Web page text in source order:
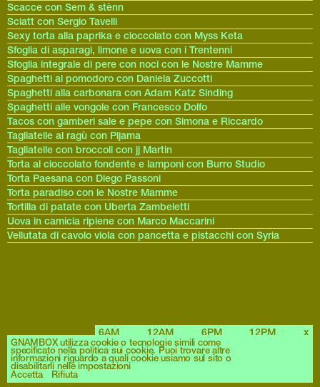
Scacce con Sem & stènn
Sciatt con Sergio Tavelli
Sexy torta alla paprika e cioccolato con Myss Keta
Sfoglia di asparagi, limone e uova con i Trentenni
Sfoglia integrale di pere con noci con le Nostre Mamme
Spaghetti al pomodoro con Daniela Zuccotti
Spaghetti alla carbonara con Adam Katz Sinding
Spaghetti alle vongole con Francesco Dolfo
Tacos con gamberi sale e pepe con Simona e Riccardo
Tagliatelle al ragù con Pijama
Tagliatelle con broccoli con jj Martin
Torta al cioccolato fondente e lamponi con Burro Studio
Torta Paesana con Diego Passoni
Torta paradiso con le Nostre Mamme
Tortilla di patate con Uberta Zambeletti
Uova in camicia ripiene con Marco Maccarini
Vellutata di cavolo viola con pancetta e pistacchi con Syria
Archives
6AM 12AM 6PM 12PM x
GNAMBOX utilizza cookie o tecnologie simili come
specificato nella politica sui cookie. Puoi trovare altre
informazioni riguardo a quali cookie usiamo sul sito o
disabilitarli nelle impostazioni
Accetta Rifiuta